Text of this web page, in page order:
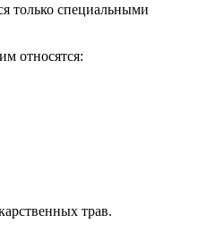
только специальными
относятся:
трав.